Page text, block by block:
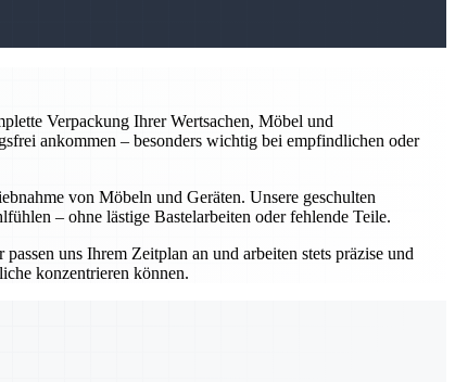
Verpackung Ihrer Wertsachen, Möbel und
ankommen – besonders wichtig bei empfindlichen oder
von Möbeln und Geräten. Unsere geschulten
– ohne lästige Bastelarbeiten oder fehlende Teile.
uns Ihrem Zeitplan an und arbeiten stets präzise und
konzentrieren können.